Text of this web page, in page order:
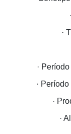
·
·
·
·
·